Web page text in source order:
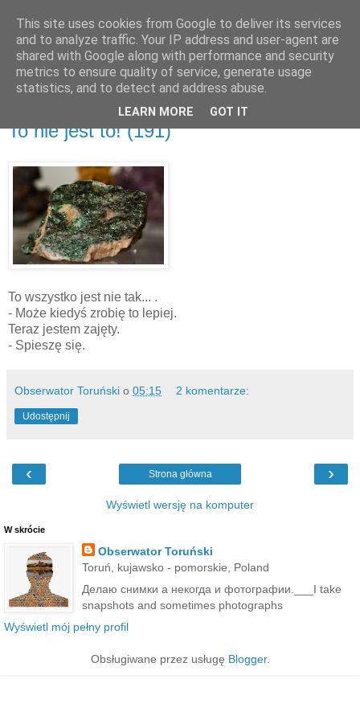
czwartek, 15 kwietnia 2010
To nie jest to! (191)
To wszystko jest nie tak... .
- Może kiedyś zrobię to lepiej.
Teraz jestem zajęty.
- Spieszę się.
Obserwator Toruński o 05:15 2 komentarze:
Udostępnij
‹ ›
Strona główna
Wyświetl wersję na komputer
W skrócie
Obserwator Toruński
Toruń, kujawsko - pomorskie, Poland
Делаю снимки а некогда и фотографии.___I take
snapshots and sometimes photographs
Wyświetl mój pełny profil
Obsługiwane przez usługę Blogger.
This site uses cookies from Google to deliver its services
and to analyze traffic. Your IP address and user-agent are
shared with Google along with performance and security
metrics to ensure quality of service, generate usage
statistics, and to detect and address abuse.
LEARN MORE GOT IT